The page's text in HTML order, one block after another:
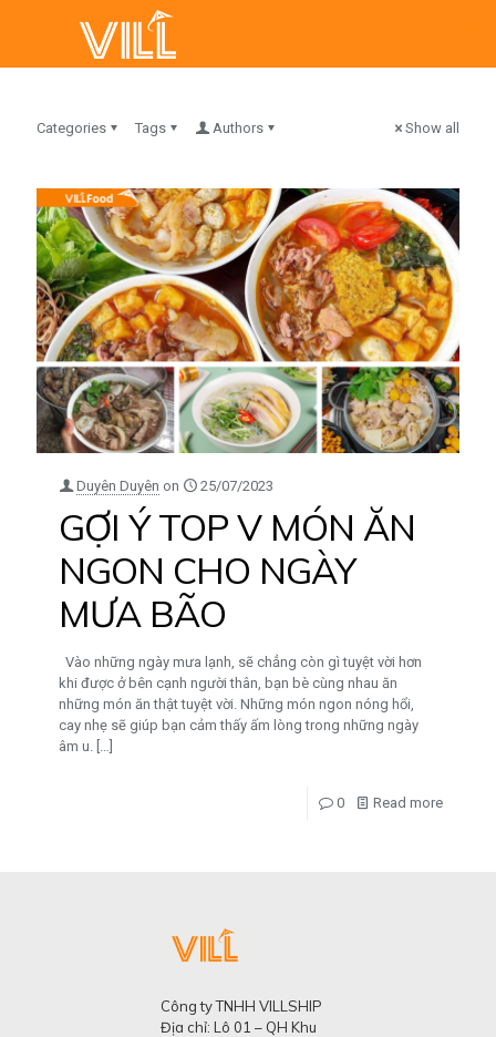
Categories Tags Authors Show all
Duyên Duyên on 25/07/2023
GỢI Ý TOP V MÓN ĂN
NGON CHO NGÀY
MƯA BÃO
Vào những ngày mưa lạnh, sẽ chẳng còn gì tuyệt vời hơn
khi được ở bên cạnh người thân, bạn bè cùng nhau ăn
những món ăn thật tuyệt vời. Những món ngon nóng hổi,
cay nhẹ sẽ giúp bạn cảm thấy ấm lòng trong những ngày
âm u.
0 Read more
Công ty TNHH VILLSHIP
Địa chỉ: Lô 01 – QH Khu